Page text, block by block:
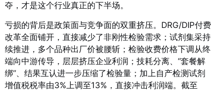
夺，才是这个行业真正的下半场。
亏损的背后是政策面与竞争面的双重挤压。DRG/DIP付费
改革全面铺开，直接减少了非刚性检验需求；试剂集采持
续推进，多个品种出厂价被腰斩；检验收费价格下调从终
端向中游传导，层层挤压企业利润；技耗分离、“套餐解
绑”、结果互认进一步压缩了检验量；加上自产检测试剂
增值税税率由3%上调至13%，直接冲击利润端。截至